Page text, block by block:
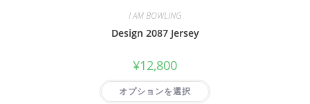
I AM BOWLING
Design 2087 Jersey
¥12,800
オプションを選択